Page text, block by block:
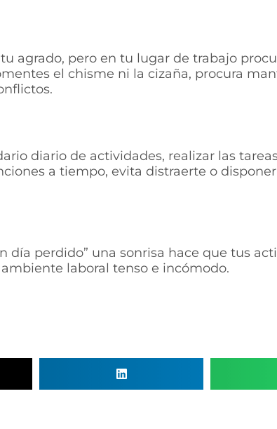
agrado, pero en tu lugar de trabajo
el chisme ni la cizaña, procura
diario de actividades, realizar las
a tiempo, evita distraerte o
día perdido” una sonrisa hace que tus
laboral tenso e incómodo.